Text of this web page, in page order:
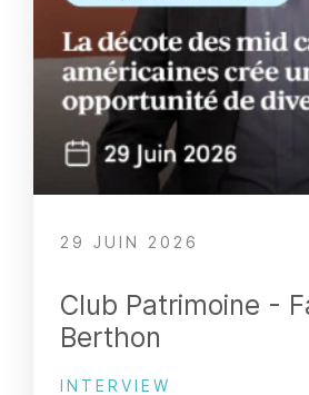
Club Patrimoine -
Berthon
INTERVIEW
29 JUIN 2026